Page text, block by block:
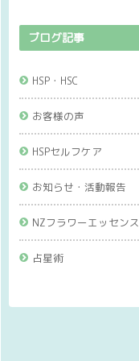
ブログ記事
HSP・HSC
お客様の声
HSPセルフケア
お知らせ・活動報告
NZフラワーエッセンス
占星術